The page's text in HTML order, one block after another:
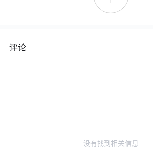
评论
没有找到相关信息